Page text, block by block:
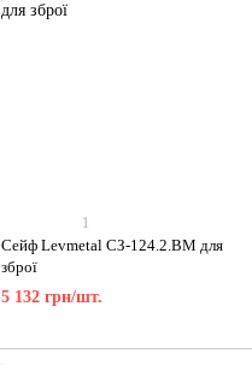
1
Сейф Levmetal СЗ-124.2.ВМ для
зброї
5 132 грн/шт.